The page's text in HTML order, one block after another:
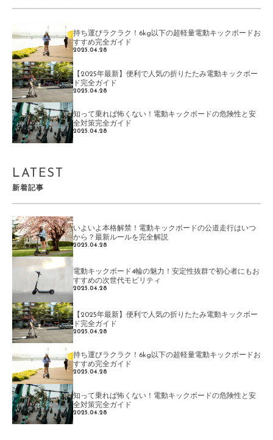
持ち運びラクラク！6kg以下の超軽量電動キックボードお
すすめ完全ガイド
2025.04.28
【2025年最新】便利で人気の折りたたみ電動キックボー
ド完全ガイド
2025.04.28
知って乗れば怖くない！電動キックボードの危険性と安
全対策完全ガイド
2025.04.28
LATEST
新着記事
いよいよ本格解禁！電動キックボードの公道走行はいつ
から？最新ルールを完全解説
2025.04.28
電動キックボード4輪の魅力！安定性抜群で初心者にもお
すすめの次世代モビリティ
2025.04.28
【2025年最新】便利で人気の折りたたみ電動キックボー
ド完全ガイド
2025.04.28
持ち運びラクラク！6kg以下の超軽量電動キックボードお
すすめ完全ガイド
2025.04.28
知って乗れば怖くない！電動キックボードの危険性と安
全対策完全ガイド
2025.04.28